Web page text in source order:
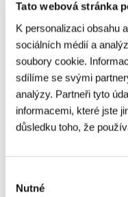
Tato webová stránka
K personalizaci obsahu
sociálních médií a
soubory cookie.
sdílíme se svými
analýzy. Partneři tyto
informacemi, které jste
důsledku toho, že
souhlasu
Nutné